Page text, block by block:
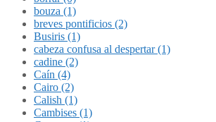
bouza (1)
breves pontificios (2)
Busiris (1)
cabeza confusa al despertar (1)
cadine (2)
Caín (4)
Cairo (2)
Calish (1)
Cambises (1)